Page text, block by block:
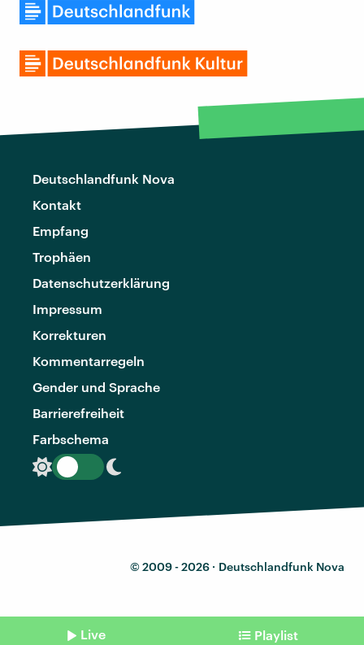
Deutschlandfunk Nova
Kontakt
Empfang
Trophäen
Datenschutzerklärung
Impressum
Korrekturen
Kommentarregeln
Gender und Sprache
Barrierefreiheit
Farbschema
© 2009 - 2026 · Deutschlandfunk Nova
Live Playlist